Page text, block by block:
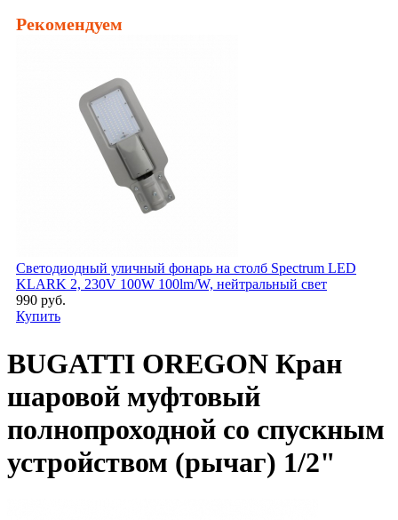
Рекомендуем
Светодиодный уличный фонарь на столб Spectrum LED
KLARK 2, 230V 100W 100lm/W, нейтральный свет
990 руб.
Купить
BUGATTI OREGON Кран
шаровой муфтовый
полнопроходной со спускным
устройством (рычаг) 1/2"